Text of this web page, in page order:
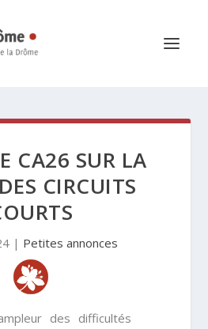
CA26 SUR LA
CIRCUITS
| Petites annonces
des difficultés